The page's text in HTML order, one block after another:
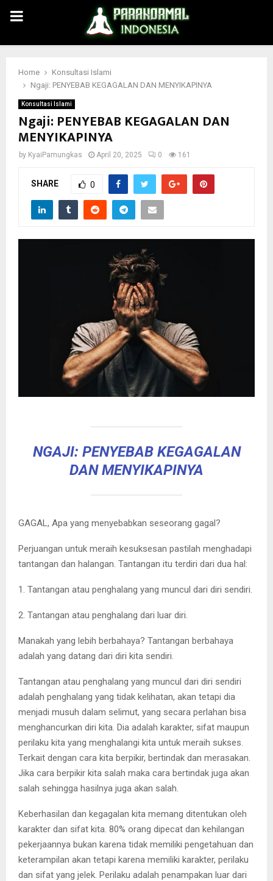
PRIMARY
MENU
Home
Konsultasi Islami
Ngaji: PENYEBAB KEGAGALAN DAN MENYIKAPINYA
Konsultasi Islami
Ngaji: PENYEBAB KEGAGALAN DAN
MENYIKAPINYA
by KyaiPamungkas April 20, 2025 0 161
SHARE 0
NGAJI: PENYEBAB KEGAGALAN
DAN MENYIKAPINYA
GAGAL, Apa yang menyebabkan seseorang gagal?
Perjuangan untuk meraih kesuksesan pastilah menghadapi
tantangan dan halangan. Tantangan itu terdiri dari dua hal:
1. Tantangan atau penghalang yang muncul dari diri sendiri.
2. Tantangan atau penghalang dari luar diri.
Manakah yang lebih berbahaya? Tantangan berbahaya
adalah yang datang dari diri kita sendiri.
Tantangan atau penghalang yang muncul dari diri sendiri
adalah penghalang yang tidak kelihatan, akan tetapi dia
menjadi musuh dalam selimut, yang secara perlahan bisa
menghancurkan diri kita. Dia adalah karakter, sifat maupun
perilaku kita yang menghalangi kita untuk meraih sukses.
Terkait dengan cara kita berpikir, bertindak dan merasakan.
Jika cara berpikir kita salah maka cara bertindak juga akan
salah sehingga hasilnya juga akan salah.
Keberhasilan dan kegagalan kita memang ditentukan oleh
karakter dan sifat kita. 80% orang dipecat dan kehilangan
pekerjaannya bukan karena tidak memiliki pengetahuan dan
keterampilan akan tetapi karena memiliki karakter, perilaku
dan sifat yang jelek. Perilaku adalah penampakan luar dari